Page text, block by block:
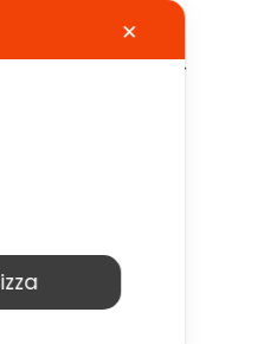
Lavora con noi
✕